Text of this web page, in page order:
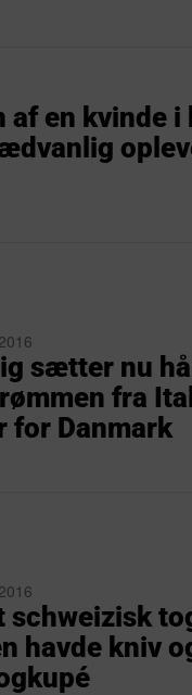
af en kvinde i
sætter nu
fra
for Danmark
schweizisk
havde kniv